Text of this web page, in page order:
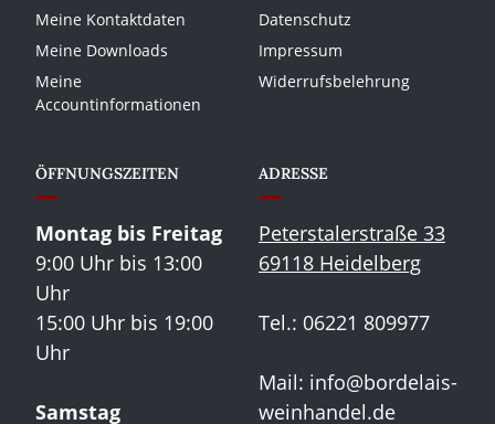
Meine Kontaktdaten
Meine Downloads
Meine
Accountinformationen
Datenschutz
Impressum
Widerrufsbelehrung
ÖFFNUNGSZEITEN
Montag bis Freitag
9:00 Uhr bis 13:00
Uhr
15:00 Uhr bis 19:00
Uhr
Samstag
ADRESSE
Peterstalerstraße 33
69118 Heidelberg
Tel.: 06221 809977
Mail: info@bordelais-
weinhandel.de